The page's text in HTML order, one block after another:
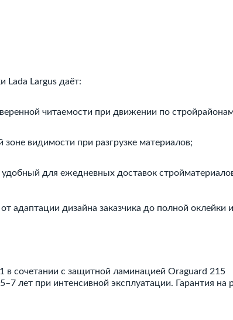
Lada Largus даёт:
читаемости при движении по
видимости при разгрузке материалов;
для ежедневных доставок
адаптации дизайна заказчика до полной оклейки
сочетании с защитной ламинацией Oraguard 215
лет при интенсивной эксплуатации. Гарантия на